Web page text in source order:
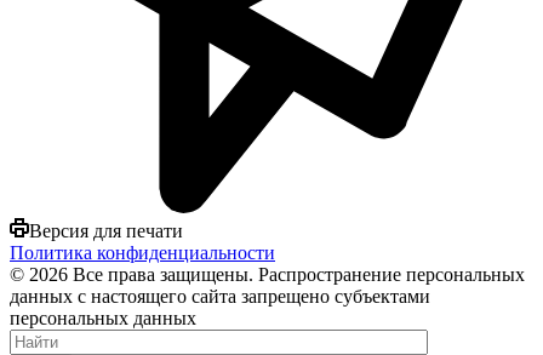
Версия для печати
Политика конфиденциальности
© 2026 Все права защищены. Распространение персональных
данных с настоящего сайта запрещено субъектами
персональных данных